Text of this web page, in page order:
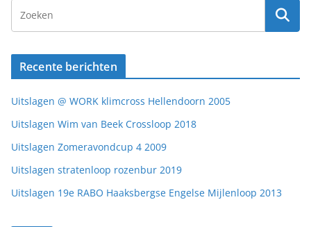
Recente berichten
Uitslagen @ WORK klimcross Hellendoorn 2005
Uitslagen Wim van Beek Crossloop 2018
Uitslagen Zomeravondcup 4 2009
Uitslagen stratenloop rozenbur 2019
Uitslagen 19e RABO Haaksbergse Engelse Mijlenloop 2013